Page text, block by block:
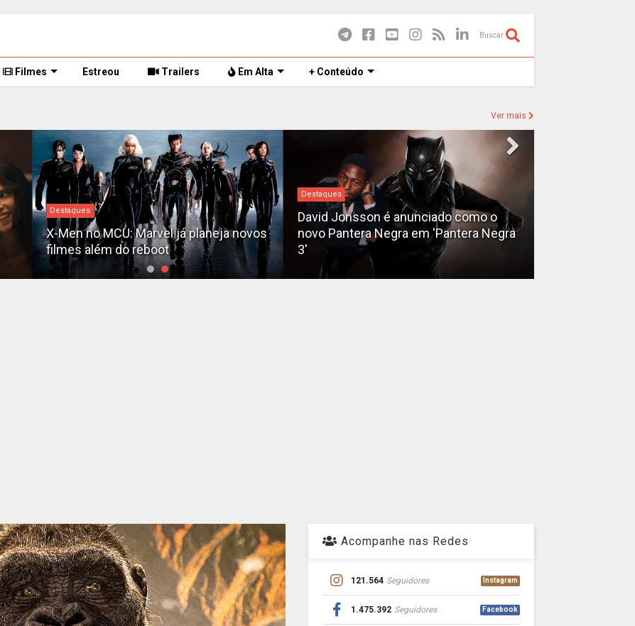
Buscar
Filmes Estreou Trailers Em Alta + Conteúdo
Ver mais
Destaques
X-Men no MCU: Marvel já planeja novos
filmes além do reboot
Destaques
David Jonsson é anunciado como o
novo Pantera Negra em 'Pantera Negra
3'
Acompanhe nas Redes
121.564 Seguidores Instagram
1.475.392 Seguidores Facebook